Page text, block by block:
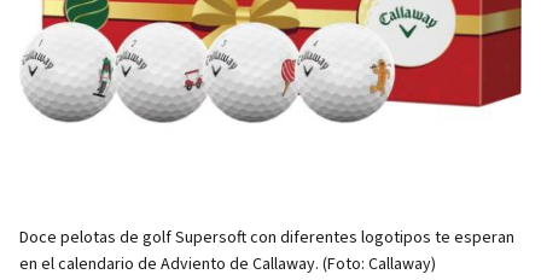
Doce pelotas de golf Supersoft con diferentes logotipos te esperan
en el calendario de Adviento de Callaway. (Foto: Callaway)